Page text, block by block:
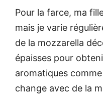
Pour la farce, ma
mais je varie
de la mozzarella
épaisses pour
aromatiques comme
change avec de la